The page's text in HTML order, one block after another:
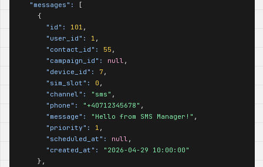
"messages":
[
    {
"id":
101 ,
"user_id":
1 ,
"contact_id":
55 ,
"campaign_id":
null ,
"device_id":
7 ,
"sim_slot":
0 ,
"channel":
"sms" ,
"phone":
"+40712345678" ,
"message":
"Hello from SMS Manager!" ,
"priority":
1 ,
"scheduled_at":
null ,
"created_at":
"2026-04-29 10:00:00"
    },